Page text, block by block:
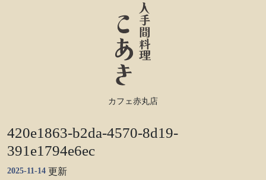
カフェ赤丸店
420e1863-b2da-4570-8d19-
391e1794e6ec
2025-11-14 更新